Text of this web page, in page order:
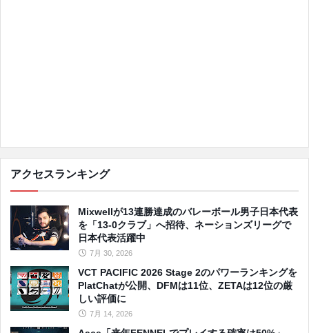
アクセスランキング
Mixwellが13連勝達成のバレーボール男子日本代表
を「13-0クラブ」へ招待、ネーションズリーグで
日本代表活躍中
7月 30, 2026
VCT PACIFIC 2026 Stage 2のパワーランキングを
PlatChatが公開、DFMは11位、ZETAは12位の厳
しい評価に
7月 14, 2026